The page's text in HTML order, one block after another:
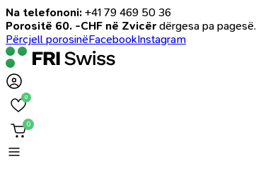
Na telefononi: +41 79 469 50 36
Porositë 60. -CHF në Zvicër dërgesa pa pagesë.
Përcjell porosinëFacebookInstagram
0
0